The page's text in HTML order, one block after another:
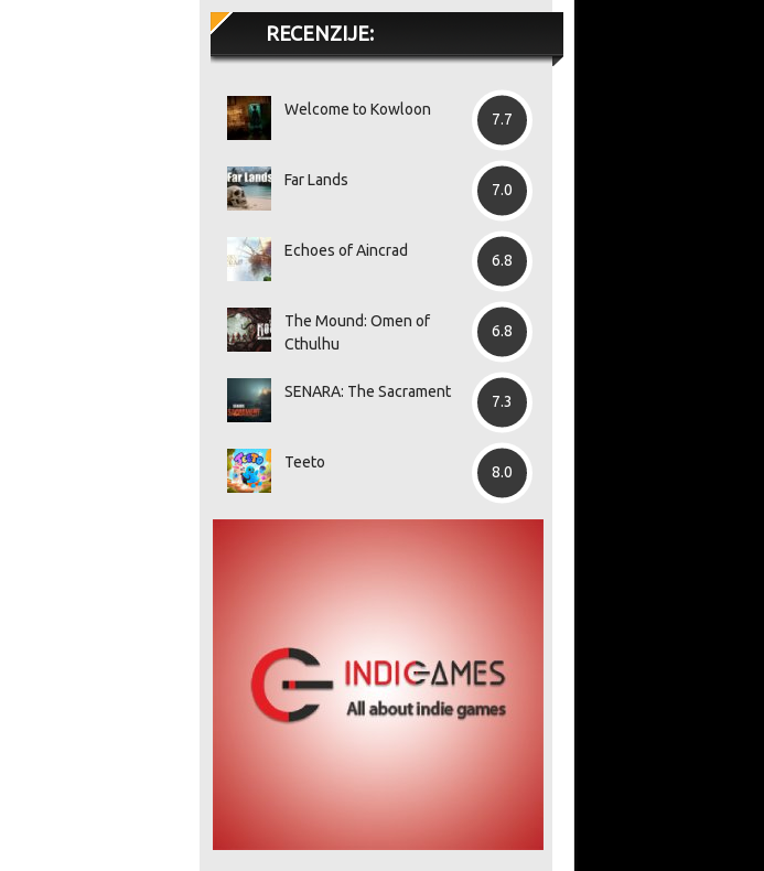
RECENZIJE:
Welcome to Kowloon
7.7
Far Lands
7.0
Echoes of Aincrad
6.8
The Mound: Omen of
Cthulhu
6.8
SENARA: The Sacrament
7.3
Teeto
8.0